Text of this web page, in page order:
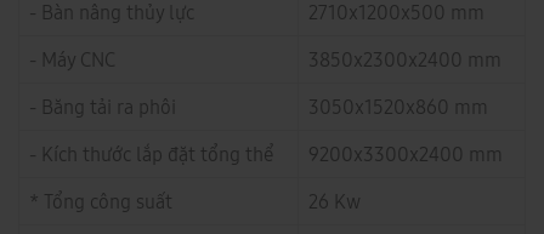
- Bàn nâng thủy lực
2710x1200x500 mm
- Máy CNC
3850x2300x2400 mm
- Băng tải ra phôi
3050x1520x860 mm
- Kích thước lắp đặt tổng thể
9200x3300x2400 mm
* Tổng công suất
26 Kw